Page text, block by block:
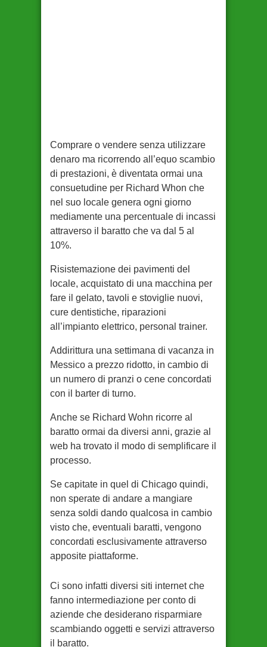
Comprare o vendere senza utilizzare
denaro ma ricorrendo all’equo scambio
di prestazioni, è diventata ormai una
consuetudine per Richard Whon che
nel suo locale genera ogni giorno
mediamente una percentuale di incassi
attraverso il baratto che va dal 5 al
10%.
Risistemazione dei pavimenti del
locale, acquistato di una macchina per
fare il gelato, tavoli e stoviglie nuovi,
cure dentistiche, riparazioni
all’impianto elettrico, personal trainer.
Addirittura una settimana di vacanza in
Messico a prezzo ridotto, in cambio di
un numero di pranzi o cene concordati
con il barter di turno.
Anche se Richard Wohn ricorre al
baratto ormai da diversi anni, grazie al
web ha trovato il modo di semplificare il
processo.
Se capitate in quel di Chicago quindi,
non sperate di andare a mangiare
senza soldi dando qualcosa in cambio
visto che, eventuali baratti, vengono
concordati esclusivamente attraverso
apposite piattaforme.
Ci sono infatti diversi siti internet che
fanno intermediazione per conto di
aziende che desiderano risparmiare
scambiando oggetti e servizi attraverso
il baratto.